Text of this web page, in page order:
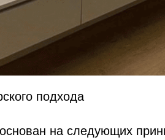
подхода
на следующих